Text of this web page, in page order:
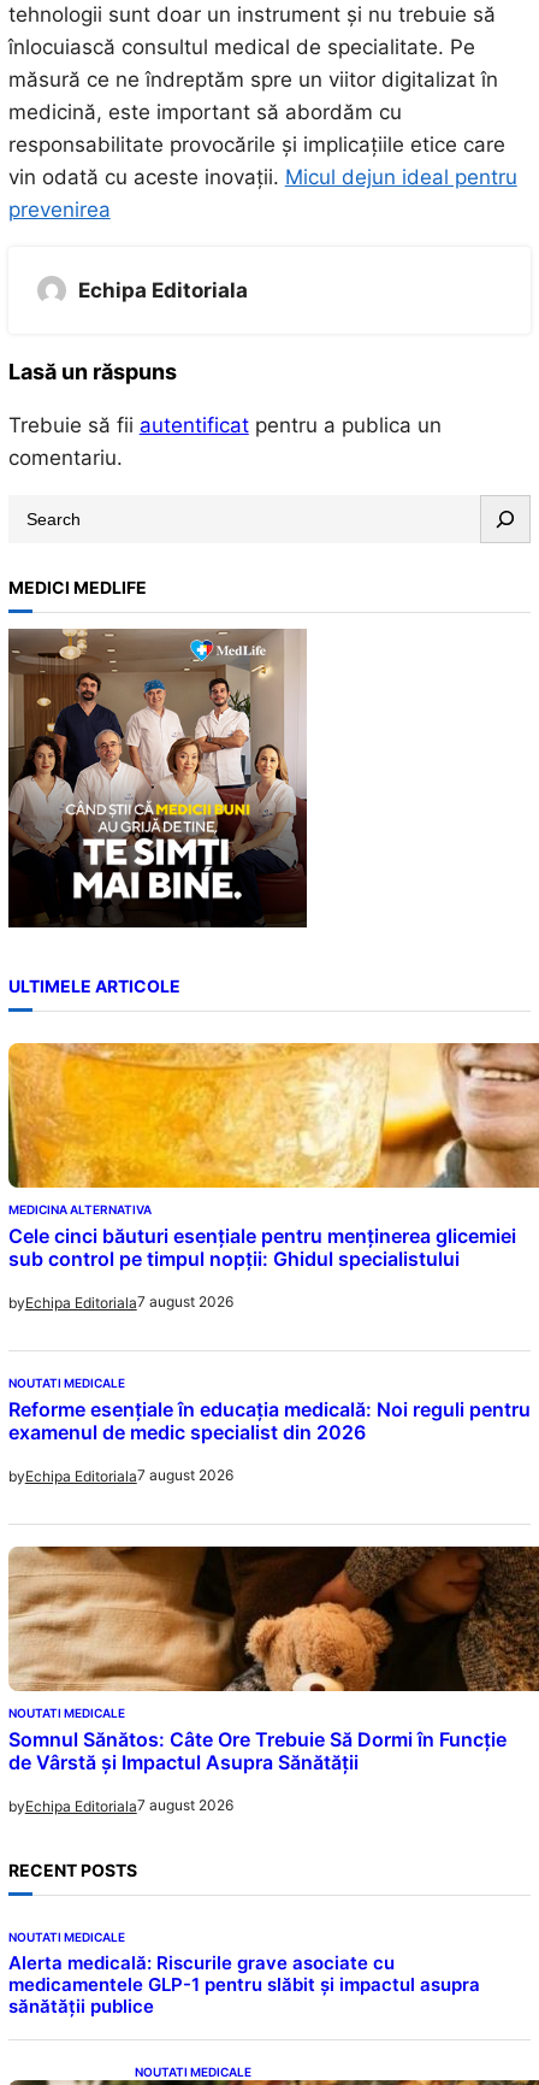
tehnologii sunt doar un instrument și nu trebuie să
înlocuiască consultul medical de specialitate. Pe
măsură ce ne îndreptăm spre un viitor digitalizat în
medicină, este important să abordăm cu
responsabilitate provocările și implicațiile etice care
vin odată cu aceste inovații. Micul dejun ideal pentru
prevenirea
Echipa Editoriala
Lasă un răspuns
Trebuie să fii autentificatpentru a publica un
comentariu.
a
r
c
h
MEDICI MEDLIFE
ULTIMELE ARTICOLE
MEDICINA ALTERNATIVA
Cele cinci băuturi esențiale pentru menținerea glicemiei
sub control pe timpul nopții: Ghidul specialistului
byEchipa Editoriala7 august 2026
NOUTATI MEDICALE
Reforme esențiale în educația medicală: Noi reguli pentru
examenul de medic specialist din 2026
byEchipa Editoriala7 august 2026
NOUTATI MEDICALE
Somnul Sănătos: Câte Ore Trebuie Să Dormi în Funcție
de Vârstă și Impactul Asupra Sănătății
byEchipa Editoriala7 august 2026
RECENT POSTS
NOUTATI MEDICALE
Alerta medicală: Riscurile grave asociate cu
medicamentele GLP-1 pentru slăbit și impactul asupra
sănătății publice
NOUTATI MEDICALE